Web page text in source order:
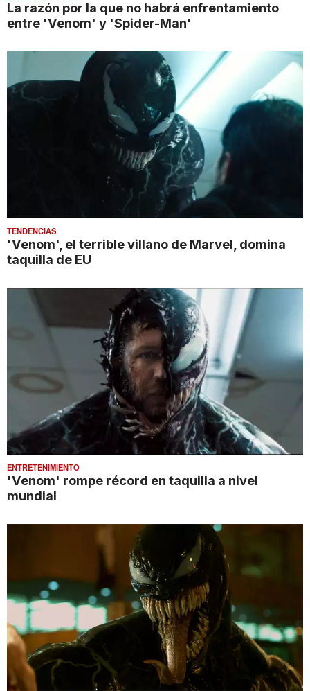
La razón por la que no habrá enfrentamiento
entre 'Venom' y 'Spider-Man'
TENDENCIAS
'Venom', el terrible villano de Marvel, domina
taquilla de EU
ENTRETENIMIENTO
'Venom' rompe récord en taquilla a nivel
mundial